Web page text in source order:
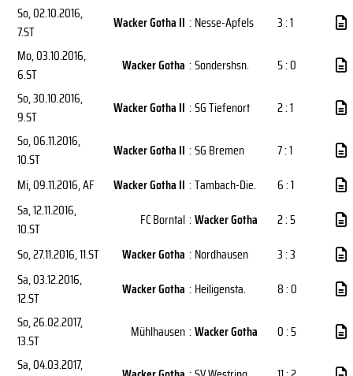
So, 02.10.2016,
7.ST
Wacker Gotha II : Nesse-Apfels
3 : 1
Mo, 03.10.2016,
6.ST
Wacker Gotha :Sondershsn.
5 : 0
So, 30.10.2016,
9.ST
Wacker Gotha II :SG Tiefenort
2 : 1
So, 06.11.2016,
10.ST
Wacker Gotha II :SG Bremen
7 : 1
Mi, 09.11.2016, AF Wacker Gotha II :Tambach-Die.
6 : 1
Sa, 12.11.2016,
10.ST
FC Borntal :Wacker Gotha
2 : 5
So, 27.11.2016, 11.ST Wacker Gotha : Nordhausen
3 : 3
Sa, 03.12.2016,
12.ST
Wacker Gotha : Heiligensta.
8 : 0
So, 26.02.2017,
13.ST
Mühlhausen :Wacker Gotha
0 : 5
Sa, 04.03.2017,